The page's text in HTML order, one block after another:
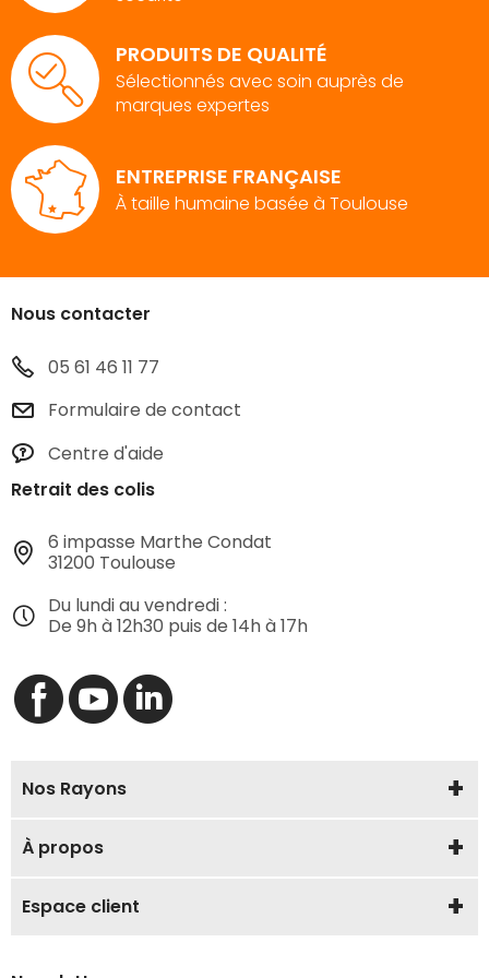
PRODUITS DE QUALITÉ
Sélectionnés avec soin auprès de
marques expertes
ENTREPRISE FRANÇAISE
À taille humaine basée à Toulouse
Nous contacter
05 61 46 11 77
Formulaire de contact
Centre d'aide
Retrait des colis
6 impasse Marthe Condat
31200 Toulouse
Du lundi au vendredi :
De 9h à 12h30 puis de 14h à 17h
Nos Rayons
À propos
Espace client